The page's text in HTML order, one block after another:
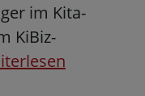
im Kita-
KiBiz-